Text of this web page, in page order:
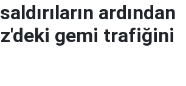
ardından
gemi trafiğini